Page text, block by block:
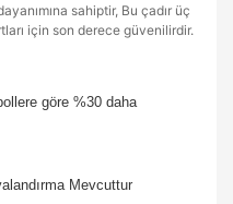
sahiptir, Bu çadır üç
için son derece güvenilirdir.
göre %30 daha
Mevcuttur